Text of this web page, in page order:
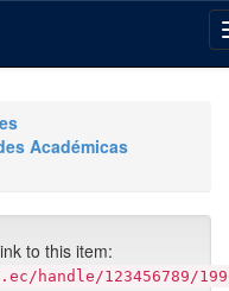
Académicas
to this item:
handle/123456789/